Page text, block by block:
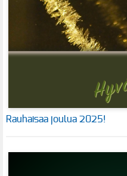
Rauhaisaa joulua 2025!